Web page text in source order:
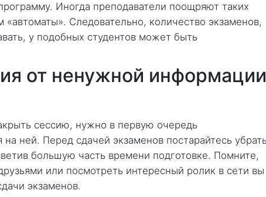
Иногда преподаватели поощряют таких
«автоматы». Следовательно, количество экзаменов,
у подобных студентов может быть
от ненужной информации
сессию, нужно в первую очередь
на ней. Перед сдачей экзаменов постарайтесь
большую часть времени подготовке. Помните,
или посмотреть интересный ролик в сети вы
экзаменов.